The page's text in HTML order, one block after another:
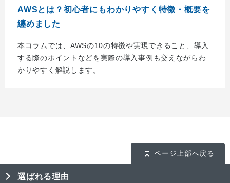
AWSとは？初心者にもわかりやすく特徴・概要を
纏めました
本コラムでは、AWSの10の特徴や実現できること、導入
する際のポイントなどを実際の導入事例も交えながらわ
かりやすく解説します。
ページ上部へ戻る
選ばれる理由